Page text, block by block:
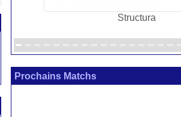
Structura
Prochains Matchs